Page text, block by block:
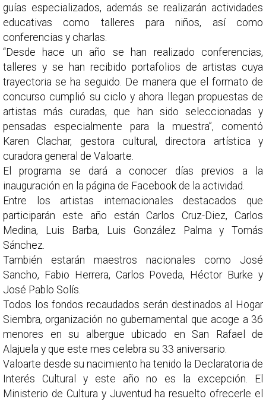
guías especializados, además se realizarán actividades
educativas como talleres para niños, así como
conferencias y charlas.
“Desde hace un año se han realizado conferencias,
talleres y se han recibido portafolios de artistas cuya
trayectoria se ha seguido. De manera que el formato de
concurso cumplió su ciclo y ahora llegan propuestas de
artistas más curadas, que han sido seleccionadas y
pensadas especialmente para la muestra”, comentó
Karen Clachar, gestora cultural, directora artística y
curadora general de Valoarte.
El programa se dará a conocer días previos a la
inauguración en la página de Facebook de la actividad.
Entre los artistas internacionales destacados que
participarán este año están Carlos Cruz-Diez, Carlos
Medina, Luis Barba, Luis González Palma y Tomás
Sánchez.
También estarán maestros nacionales como José
Sancho, Fabio Herrera, Carlos Poveda, Héctor Burke y
José Pablo Solís.
Todos los fondos recaudados serán destinados al Hogar
Siembra, organización no gubernamental que acoge a 36
menores en su albergue ubicado en San Rafael de
Alajuela y que este mes celebra su 33 aniversario.
Valoarte desde su nacimiento ha tenido la Declaratoria de
Interés Cultural y este año no es la excepción. El
Ministerio de Cultura y Juventud ha resuelto ofrecerle el